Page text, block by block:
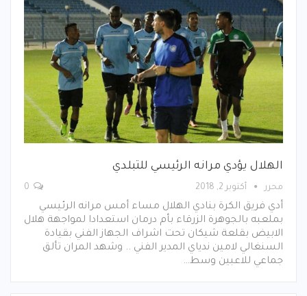
الهلال يؤدي مرانه الرئيسي للتبلدي
محرر أكتوبر 2, 2018
أدي فريق الكرة بنادي الهلال مساء أمس مرانه الرئيسي
بملعبه بالجوهرة الزرقاء بأم درمان استعدادا لمواجهة هلال
الابيض بقلعة شيكان تحت اشراف الجهاز الفني بقيادة
السنغالي لامين ندياي المدير الفني .. وشهد المران تألق
جماعي للاعبين وسط…